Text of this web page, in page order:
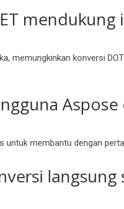
memungkinkan konversi
membantu dengan